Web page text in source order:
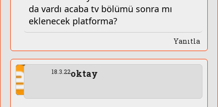
da vardı acaba tv bölümü sonra mı
eklenecek platforma?
Yanıtla
oktay
18.3.22